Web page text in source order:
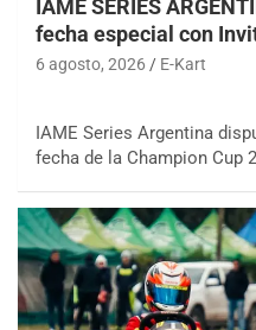
IAME SERIES
fecha especial con
6 agosto, 2026 E-Kart
IAME Series Argentina
fecha de la Champion Cup